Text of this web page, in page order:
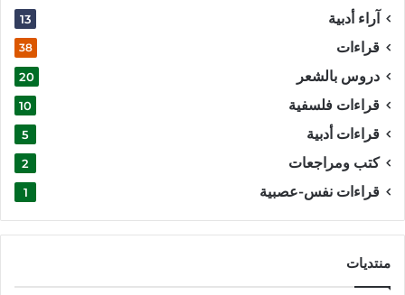
آراء أدبية 13
قراءات 38
دروس بالشعر 20
قراءات فلسفية 10
قراءات أدبية 5
كتب ومراجعات 2
قراءات نفس-عصبية 1
منتديات